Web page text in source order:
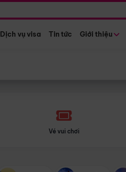
Dịch vụ visa Tin tức Giới thiệu
Vé vui chơi